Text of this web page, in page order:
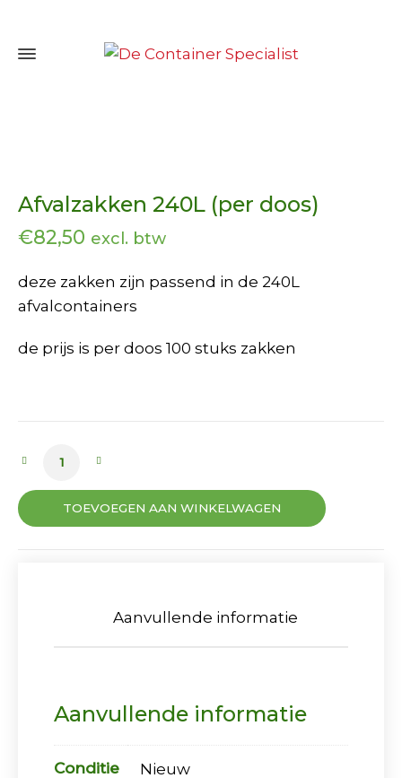
Afvalzakken 240L (per doos)
€82,50 excl. btw
deze zakken zijn passend in de 240L
afvalcontainers
de prijs is per doos 100 stuks zakken
Afvalzakken 240L (per doos) aantal
TOEVOEGEN AAN WINKELWAGEN
Aanvullende informatie
Aanvullende informatie
Conditie Nieuw